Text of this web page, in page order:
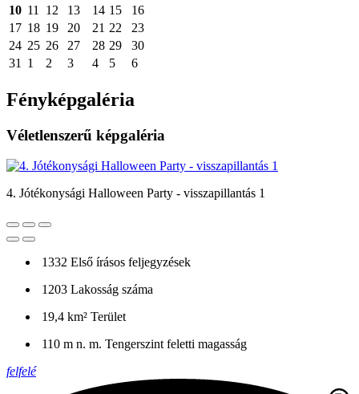
10 11 12 13 14 15
16
17 18 19 20 21 22
23
24 25 26 27 28 29
30
31
1 2 3 4 5 6
Fényképgaléria
Véletlenszerű képgaléria
4. Jótékonysági Halloween Party - visszapillantás 1
1332 Első írásos feljegyzések
1203 Lakosság száma
19,4 km² Terület
110 m n. m. Tengerszint feletti magasság
felfelé